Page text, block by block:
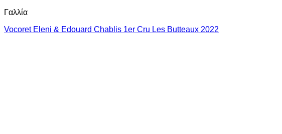
Γαλλία
Vocoret Eleni & Edouard Chablis 1er Cru Les Butteaux 2022